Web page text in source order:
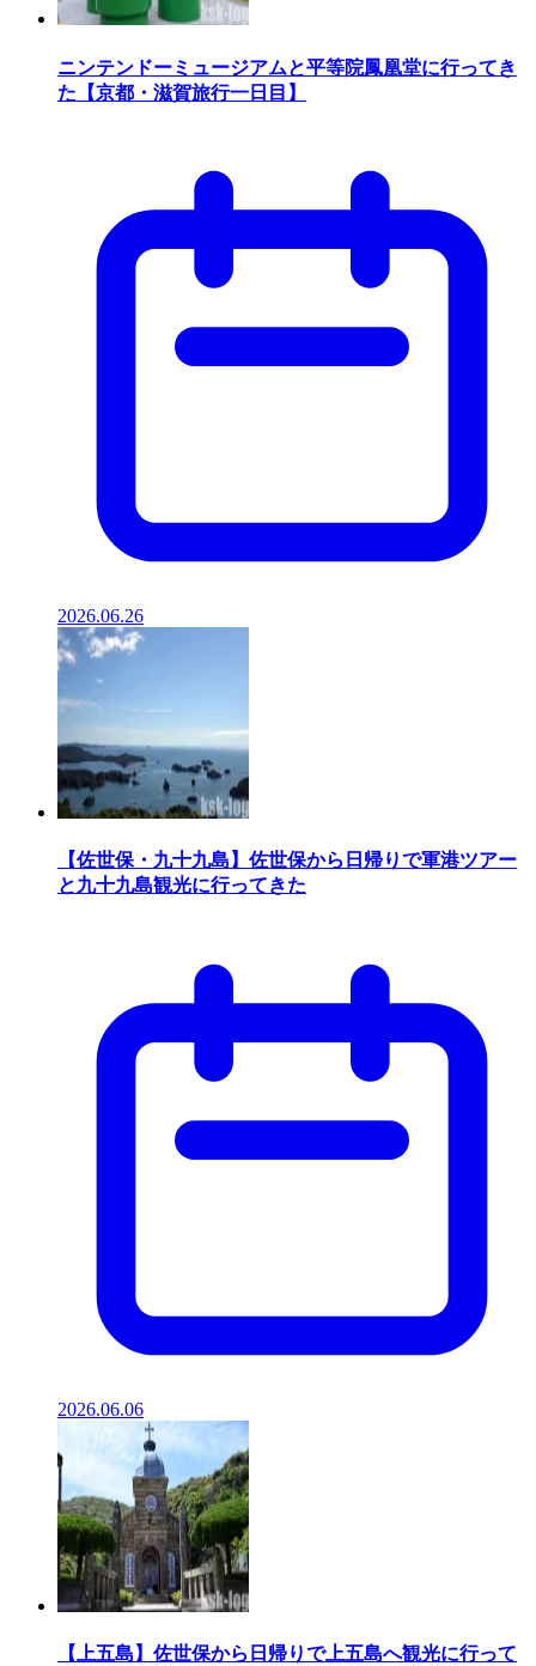
ニンテンドーミュージアムと平等院鳳凰堂に行ってき
た【京都・滋賀旅行一日目】
2026.06.26
【佐世保・九十九島】佐世保から日帰りで軍港ツアー
と九十九島観光に行ってきた
2026.06.06
【上五島】佐世保から日帰りで上五島へ観光に行って